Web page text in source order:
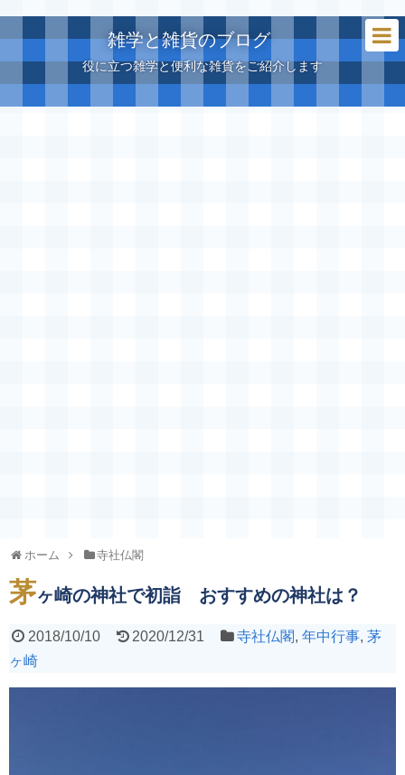
雑学と雑貨のブログ
役に立つ雑学と便利な雑貨をご紹介します
ホーム 寺社仏閣
茅ヶ崎の神社で初詣 おすすめの神社は？
2018/10/10 2020/12/31 寺社仏閣,年中行事,茅
ヶ崎